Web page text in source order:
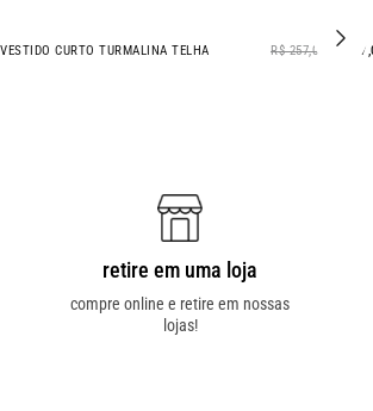
- 19% OFF
VESTIDO CURTO TURMALINA TELHA R$ 257,00 R$
retire em uma loja
compre online e retire em nossas
lojas!